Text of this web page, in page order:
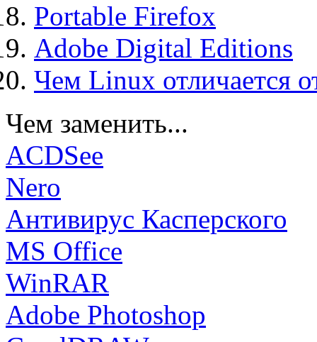
Portable Firefox
Adobe Digital Editions
Чем Linux отличается
Чем заменить...
ACDSee
Nero
Антивирус Касперского
MS Office
WinRAR
Adobe Photoshop